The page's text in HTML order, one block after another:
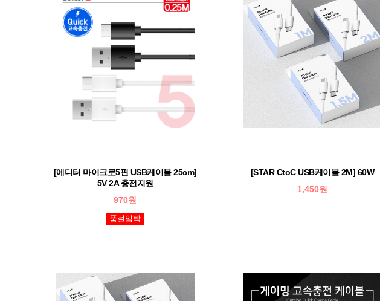
[에디터 마이크로5핀 USB케이블 25cm]
5V 2A 충전지원
970원
품절임박
[STAR CtoC USB케이블 2M] 60W
1,450원